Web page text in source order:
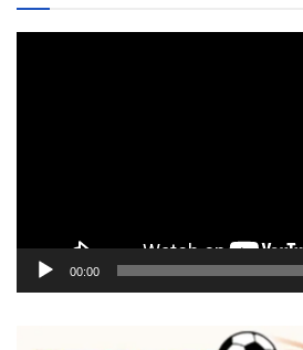
00:00